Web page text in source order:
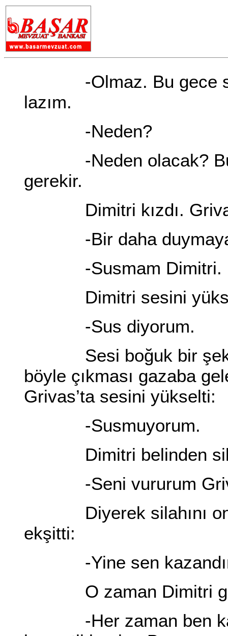
-Olmaz. Bu gece
lazım.
-Neden?
-Neden olacak? Bu
gerekir.
Dimitri kızdı.
-Bir daha
-Susmam Dimitri.
Dimitri sesini
-Sus diyorum.
Sesi boğuk bir
böyle çıkması gazaba
Grivas’ta sesini yükselti:
-Susmuyorum.
Dimitri belinden
-Seni vururum
Diyerek silahını ona
ekşitti:
-Yine sen
O zaman Dimitri
-Her zaman ben